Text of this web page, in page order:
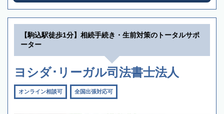
【駒込駅徒歩1分】相続手続き・生前対策のトータルサポ
ーター
ヨシダ･リーガル司法書士法人
オンライン相談可 全国出張対応可